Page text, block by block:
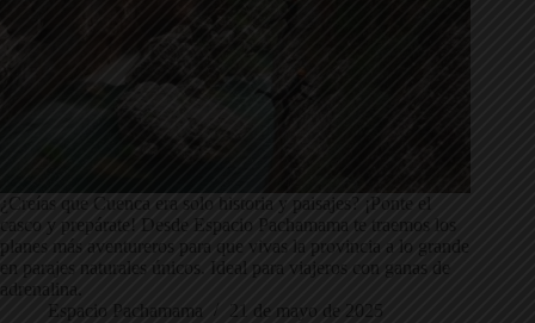
¿Creías que Cuenca era solo historia y paisajes? ¡Ponte el
casco y prepárate! Desde Espacio Pachamama te traemos los
planes más aventureros para que vivas la provincia a lo grande
en parajes naturales únicos. Ideal para viajeros con ganas de
adrenalina.
Espacio Pachamama
21 de mayo de 2025